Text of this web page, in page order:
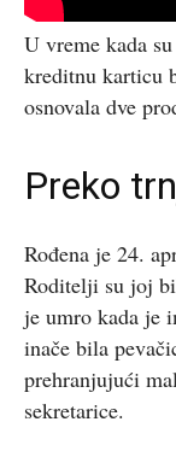
U vreme kada
kreditnu karticu
osnovala dve
Preko
Rođena je 24.
Roditelji su joj
je umro kada je
inače bila
prehranjujući
sekretarice.